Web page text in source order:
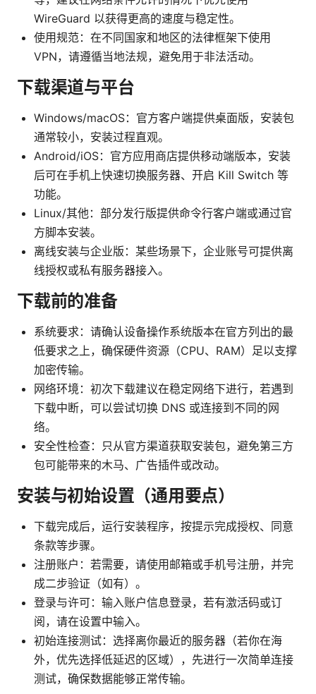
WireGuard 以获得更高的速度与稳定性。
使用规范：在不同国家和地区的法律框架下使用
VPN，请遵循当地法规，避免用于非法活动。
下载渠道与平台
Windows/macOS：官方客户端提供桌面版，安装包
通常较小，安装过程直观。
Android/iOS：官方应用商店提供移动端版本，安装
后可在手机上快速切换服务器、开启 Kill Switch 等
功能。
Linux/其他：部分发行版提供命令行客户端或通过官
方脚本安装。
离线安装与企业版：某些场景下，企业账号可提供离
线授权或私有服务器接入。
下载前的准备
系统要求：请确认设备操作系统版本在官方列出的最
低要求之上，确保硬件资源（CPU、RAM）足以支撑
加密传输。
网络环境：初次下载建议在稳定网络下进行，若遇到
下载中断，可以尝试切换 DNS 或连接到不同的网
络。
安全性检查：只从官方渠道获取安装包，避免第三方
包可能带来的木马、广告插件或改动。
安装与初始设置（通用要点）
下载完成后，运行安装程序，按提示完成授权、同意
条款等步骤。
注册账户：若需要，请使用邮箱或手机号注册，并完
成二步验证（如有）。
登录与许可：输入账户信息登录，若有激活码或订
阅，请在设置中输入。
初始连接测试：选择离你最近的服务器（若你在海
外，优先选择低延迟的区域），先进行一次简单连接
测试，确保数据能够正常传输。